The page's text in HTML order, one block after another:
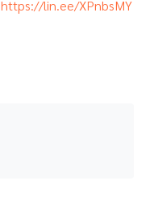
https://lin.ee/XPnbsMY